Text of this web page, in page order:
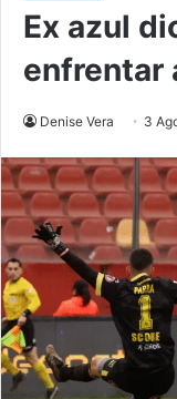
Ex azul
enfrentar
Denise Vera 3